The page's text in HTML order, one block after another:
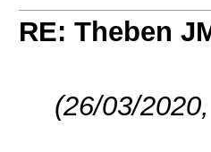
RE: Theben
(26/03/